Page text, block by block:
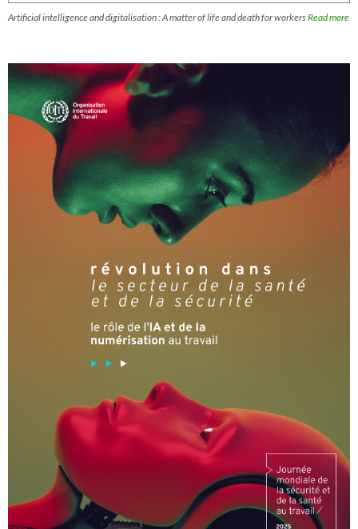
Artificial intelligence and digitalisation : A matter of life and death for workersRead more